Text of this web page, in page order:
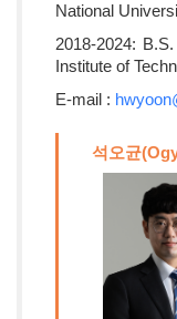
National
2018-2024:
Institute of
E-mail :
석오균